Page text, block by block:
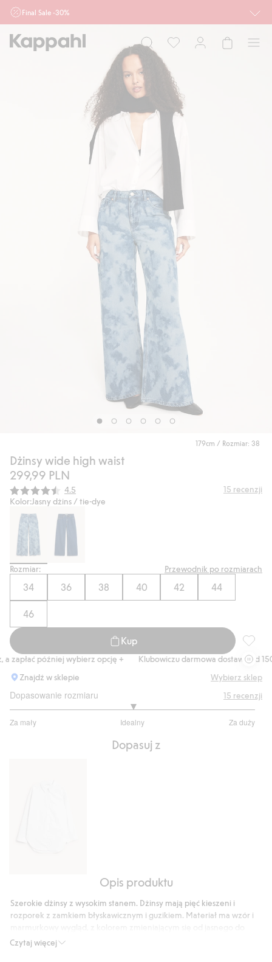
Final Sale -30%
działu outlet do 10.8 w sklepach Kappahl i Newbie oraz na kappahl.com. Ofert
nie łączymy
Mężczyzna Dziecko
179cm / Rozmiar: 38
Dżinsy wide high waist
299,99 PLN
Średnia ocena:
4.5 15 recenzji
Kolor:Jasny dżins / tie-dye
Rozmiar: Przewodnik po rozmiarach
34 36 38 40 42 44
46
Kup
później wybierz opcję +
Klubowiczu darmowa dostawa od 150
Znajdź w sklepie
Wybierz sklep
Dopasowanie rozmiaru
Za mały Idealny Za duży
na
15 recenzji
Dopasuj z
Opis produktu
Czytaj więcej
Szerokie dżinsy z wysokim stanem. Dżinsy mają pięć kieszeni i
rozporek z zamkiem błyskawicznym i guzikiem. Materiał ma wzór i
ciemnego.